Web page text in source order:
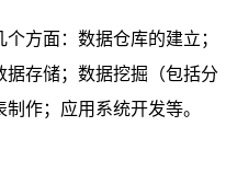
方面：数据仓库的建立；
存储；数据挖掘（包括分
作；应用系统开发等。